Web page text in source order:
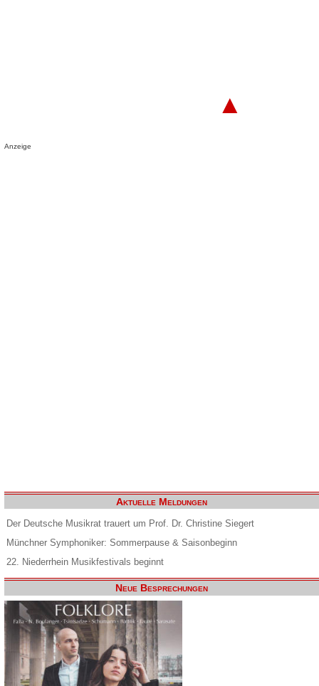
▲
Anzeige
Aktuelle Meldungen
Der Deutsche Musikrat trauert um Prof. Dr. Christine Siegert
Münchner Symphoniker: Sommerpause & Saisonbeginn
22. Niederrhein Musikfestivals beginnt
Neue Besprechungen